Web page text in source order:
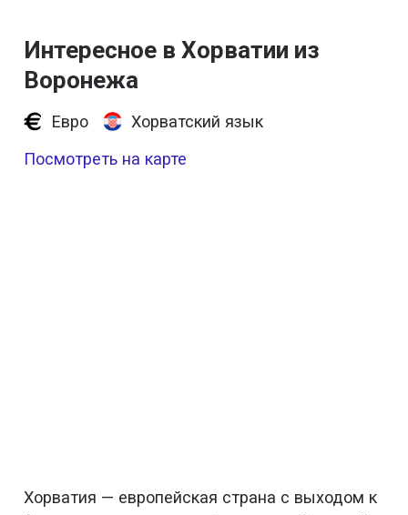
Интересное в Хорватии из
Воронежа
Евро
Хорватский язык
Посмотреть на карте
Хорватия — европейская страна с выходом к